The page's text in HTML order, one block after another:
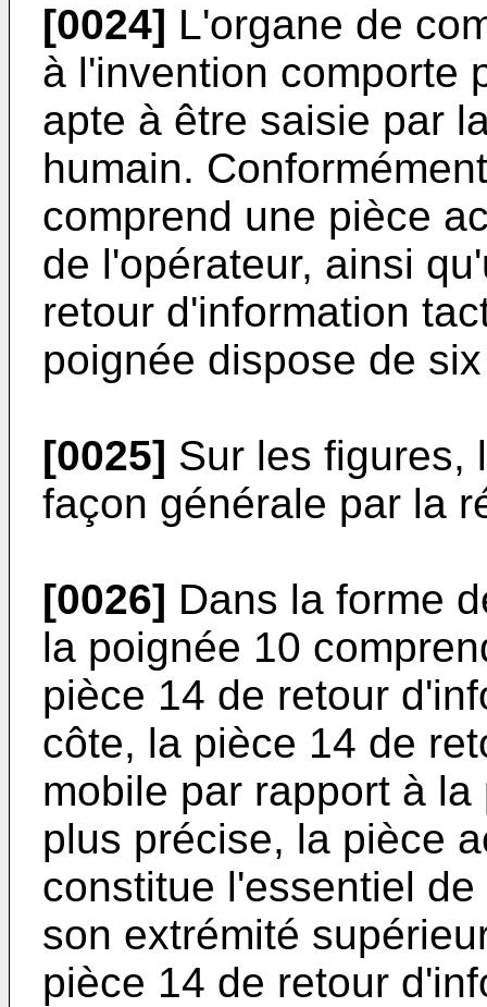
[0024] L'organe de
à l'invention comporte
apte à être saisie par
humain.
comprend une pièce
de l'opérateur, ainsi
retour d'information
poignée dispose de
[0025] Sur les figures,
façon générale par la
[0026] Dans la forme
la poignée 10
pièce 14 de retour
côte, la pièce 14 de
mobile par rapport à
plus précise, la pièce
constitue l'essentiel
son extrémité
pièce 14 de retour